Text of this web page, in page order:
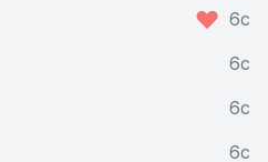
6c
6c
6c
6c